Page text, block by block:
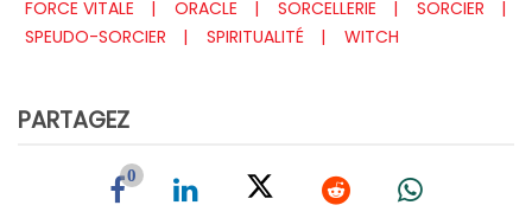
FORCE VITALE ORACLE SORCELLERIE
SORCIER
SPEUDO-SORCIER
SPIRITUALITÉ WITCH
PARTAGEZ
0